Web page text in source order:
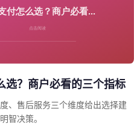
选？商户必看的三个指标
、售后服务三个维度给出选择建
智决策。